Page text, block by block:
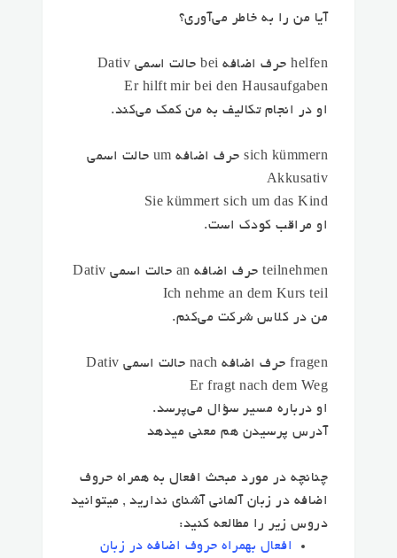
آیا من را به خاطر می‌آوری؟
helfen حرف اضافه bei حالت اسمی Dativ
Er hilft mir bei den Hausaufgaben
او در انجام تکالیف به من کمک می‌کند.
sich kümmern حرف اضافه um حالت اسمی
Akkusativ
Sie kümmert sich um das Kind
او مراقب کودک است.
teilnehmen حرف اضافه an حالت اسمی Dativ
Ich nehme an dem Kurs teil
من در کلاس شرکت می‌کنم.
fragen حرف اضافه nach حالت اسمی Dativ
Er fragt nach dem Weg
او درباره مسیر سؤال می‌پرسد.
آدرس پرسیدن هم معنی میدهد
چنانچه در مورد مبحث افعال به همراه حروف
اضافه در زبان آلمانی آشنای ندارید , میتوانید
دروس زیر را مطالعه کنید:
افعال بهمراه حروف اضافه در زبان